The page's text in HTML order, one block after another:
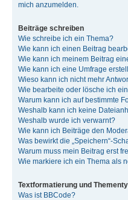
mich anzumelden.
Beiträge schreiben
Wie schreibe ich ein Thema?
Wie kann ich einen Beitrag
Wie kann ich meinem Beitrag
Wie kann ich eine Umfrage
Wieso kann ich nicht mehr
Wie bearbeite oder lösche ich
Warum kann ich auf bestimmte
Weshalb kann ich keine
Weshalb wurde ich verwarnt?
Wie kann ich Beiträge den
Was bewirkt die „Speichern“-
Warum muss mein Beitrag erst
Wie markiere ich ein Thema als
Textformatierung und
Was ist BBCode?